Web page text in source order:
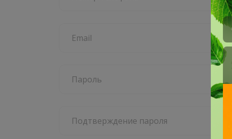
центров раздач